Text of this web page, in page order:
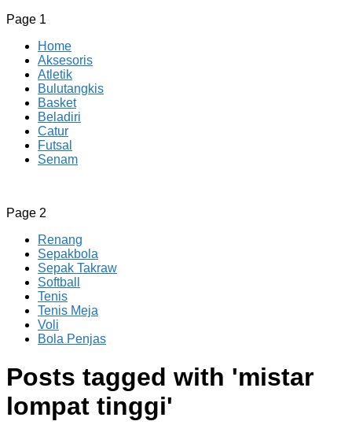
Page 1
Home
Aksesoris
Atletik
Bulutangkis
Basket
Beladiri
Catur
Futsal
Senam
CV JAYA BERSAMA Co Id
Menyediakan Semua Perlengkapan Olahraga Yang
Page 2
Renang
Sepakbola
Sepak Takraw
Softball
Tenis
Tenis Meja
Voli
Bola Penjas
Posts tagged with 'mistar
lompat tinggi'